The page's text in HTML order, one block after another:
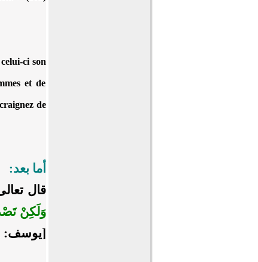
ci son
et de
de
أما بعد:
قال
وَلَكِنْ
[يوسف: 111].